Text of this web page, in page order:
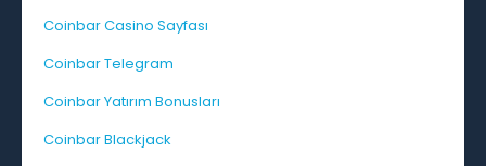
Coinbar Casino Sayfası
Coinbar Telegram
Coinbar Yatırım Bonusları
Coinbar Blackjack